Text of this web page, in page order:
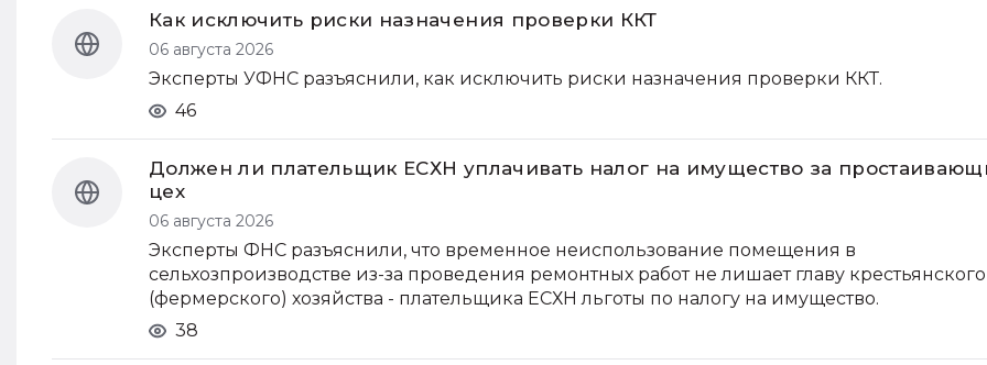
Как исключить риски назначения проверки ККТ
06 августа 2026
Эксперты УФНС разъяснили, как исключить риски назначения проверки ККТ.
46
Должен ли плательщик ЕСХН уплачивать налог на имущество за
цех
06 августа 2026
Эксперты ФНС разъяснили, что временное неиспользование помещения в
сельхозпроизводстве из-за проведения ремонтных работ не лишает главу крестьянского
(фермерского) хозяйства - плательщика ЕСХН льготы по налогу на имущество.
38